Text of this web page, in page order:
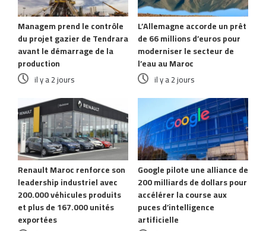
Managem prend le contrôle
du projet gazier de Tendrara
avant le démarrage de la
production
il y a 2 jours
L’Allemagne accorde un prêt
de 66 millions d’euros pour
moderniser le secteur de
l’eau au Maroc
il y a 2 jours
Renault Maroc renforce son
leadership industriel avec
200.000 véhicules produits
et plus de 167.000 unités
exportées
Google pilote une alliance de
200 milliards de dollars pour
accélérer la course aux
puces d’intelligence
artificielle